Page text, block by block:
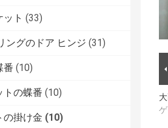
ト (33)
ングのドア ヒンジ (31)
番 (10)
トの蝶番 (10)
の掛け金 (10)